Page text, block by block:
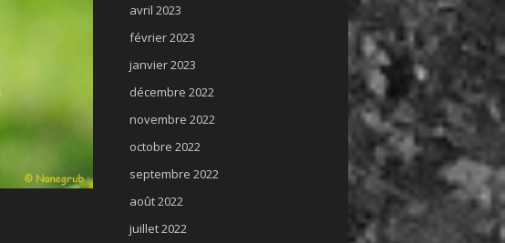
avril 2023
février 2023
janvier 2023
décembre 2022
novembre 2022
octobre 2022
septembre 2022
août 2022
juillet 2022